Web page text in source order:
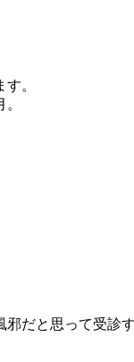
。
だと思って受診